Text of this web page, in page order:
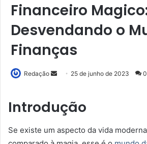
Financeiro
Desvendando o
Finanças
Redação
Mande
mail
25 de junho de 2023 0
Introdução
Se existe um aspecto da vida